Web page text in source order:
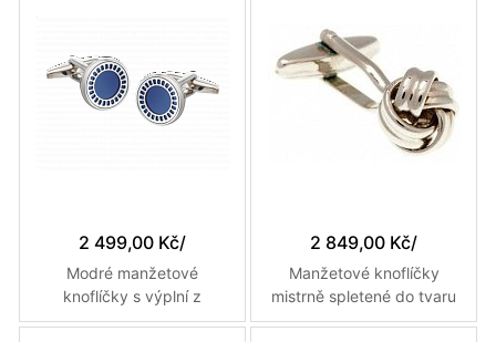
2 499,00 Kč/
Modré manžetové
knoflíčky s výplní z
umělého laspisu a
2 849,00 Kč/
Manžetové knoflíčky
mistrně spletené do tvaru
uzle stříbrné barvy